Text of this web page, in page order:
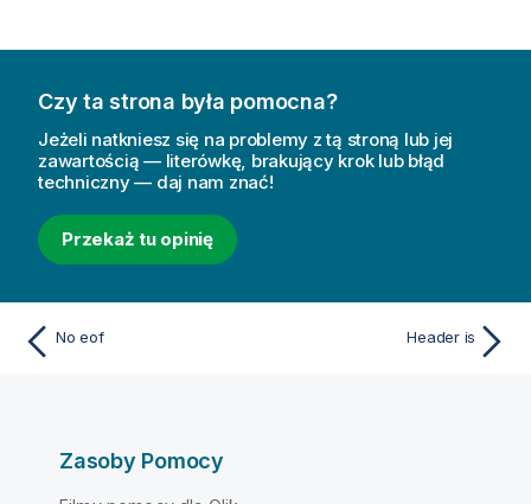
Czy ta strona była pomocna?
Jeżeli natkniesz się na problemy z tą stroną lub jej
zawartością — literówkę, brakujący krok lub błąd
techniczny — daj nam znać!
Przekaż tu opinię
No eof Header is
Zasoby Pomocy